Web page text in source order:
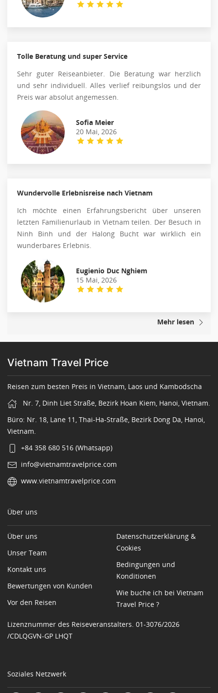
Tolle Beratung und super Service
Sehr guter Reiseanbieter. Die Beratung war herzlich
und sehr individuell. Alles verlief reibungslos und der
Preis war absolut angemessen.
Sofia Meier
20 Mai, 2026
Wundervolle Erlebnisreise nach Vietnam
Ich möchte einen Erfahrungsbericht über unseren
letzten Familienurlaub in Vietnam teilen. Der Besuch in
Ninh Binh und der Halong Bucht war wirklich ein
wunderbares Erlebnis.
Eugienio Duc Nghiem
15 Mai, 2026
Mehr lesen
Vietnam Travel Price
Reisen zum besten Preis in Vietnam, Laos und Kambodscha
Nr. 7, Dinh Liet Straße, Bezirk Hoan Kiem, Hanoi, Vietnam.
Büro: Nr. 18, Lane 11, Thai-Ha-Straße, Bezirk Dong Da, Hanoi,
Vietnam.
+84 358 680 516 (Whatsapp)
info@vietnamtravelprice.com
www.vietnamtravelprice.com
Über uns
Über uns
Unser Team
Kontakt uns
Bewertungen von Kunden
Vor den Reisen
Datenschutzerklärung &
Cookies
Bedingungen und
Konditionen
Wie buche ich bei Vietnam
Travel Price ?
Lizenznummer des Reiseveranstalters. 01-3076/2026
/CDLQGVN-GP LHQT
Soziales Netzwerk